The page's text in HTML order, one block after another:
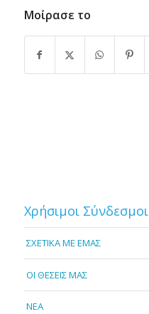
Μοίρασε το
Χρήσιμοι Σύνδεσμοι
ΣΧΕΤΙΚΑ ΜΕ ΕΜΑΣ
OI ΘΕΣΕΙΣ ΜΑΣ
NEA